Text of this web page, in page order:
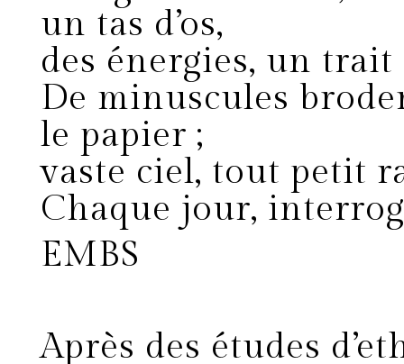
un tas d’os,
des énergies, un trait
De minuscules
le papier ;
vaste ciel, tout petit
Chaque jour,
EMBS
Après des études